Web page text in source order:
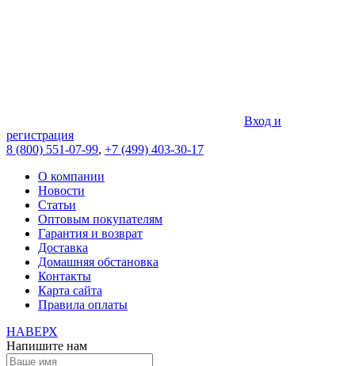
Вход и
регистрация
8 (800) 551-07-99, +7 (499) 403-30-17
О компании
Новости
Статьи
Оптовым покупателям
Гарантия и возврат
Доставка
Домашняя обстановка
Контакты
Карта сайта
Правила оплаты
НАВЕРХ
Напишите нам